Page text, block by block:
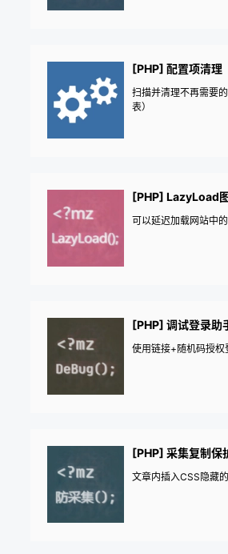
[PHP] 配置项清理
扫描并清理不再需要
表）
[PHP] LazyLoad
可以延迟加载网站中
[PHP] 调试登录助
使用链接+随机码授权
[PHP] 采集复制保
文章内插入CSS隐藏